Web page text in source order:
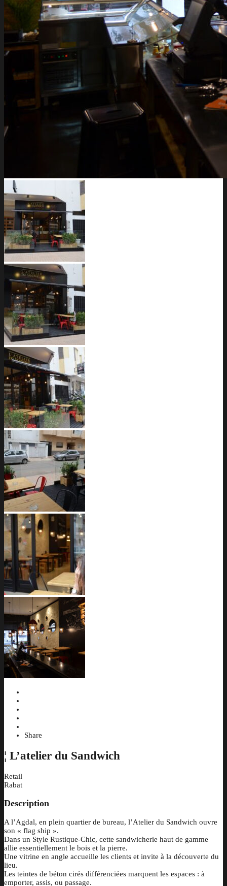
Share
¦ L’atelier du Sandwich
Retail
Rabat
Description
A l’Agdal, en plein quartier de bureau, l’Atelier du Sandwich ouvre
son « flag ship ».
Dans un Style Rustique-Chic, cette sandwicherie haut de gamme
allie essentiellement le bois et la pierre.
Une vitrine en angle accueille les clients et invite à la découverte du
lieu.
Les teintes de béton cirés différenciées marquent les espaces : à
emporter, assis, ou passage.